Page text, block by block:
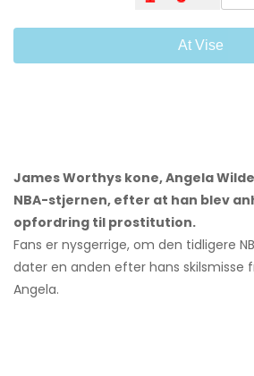
At Vise
James Worthys kone, Angela
NBA-stjernen, efter at han blev
opfordring til prostitution.
Fans er nysgerrige, om den tidligere
dater en anden efter hans skilsmisse
Angela.